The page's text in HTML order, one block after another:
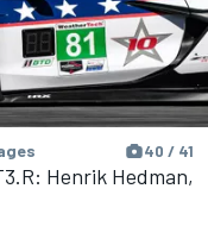
40 / 41
Henrik Hedman,